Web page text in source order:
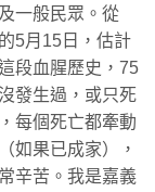
一般民眾。從
5月15日，估計
段血腥歷史，75
發生過，或只死
每個死亡都牽動
如果已成家），
辛苦。我是嘉義